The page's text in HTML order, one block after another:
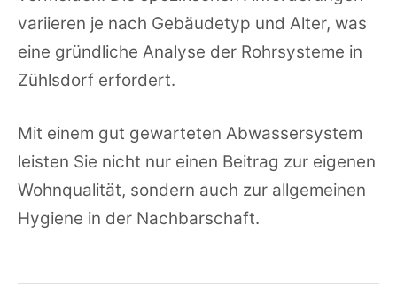
variieren je nach Gebäudetyp und Alter, was
eine gründliche Analyse der Rohrsysteme in
Zühlsdorf erfordert.
Mit einem gut gewarteten Abwassersystem
leisten Sie nicht nur einen Beitrag zur eigenen
Wohnqualität, sondern auch zur allgemeinen
Hygiene in der Nachbarschaft.